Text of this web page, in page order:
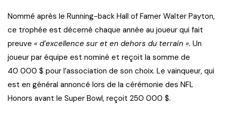
Nommé après le Running-back Hall of Famer Walter Payton,
ce trophée est décerné chaque année au joueur qui fait
preuve « d’excellence sur et en dehors du terrain ». Un
joueur par équipe est nominé et reçoit la somme de
40 000 $ pour l’association de son choix. Le vainqueur, qui
est en général annoncé lors de la cérémonie des NFL
Honors avant le Super Bowl, reçoit 250 000 $.